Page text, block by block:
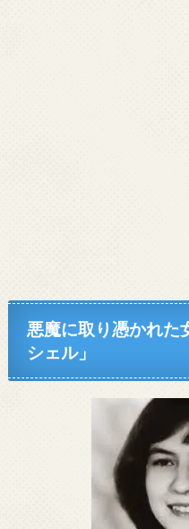
悪魔に取り憑かれた
シェル」